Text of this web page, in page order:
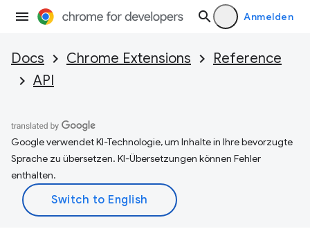
Anmelden
Docs Chrome Extensions
Reference
API
Google verwendet KI-Technologie, um Inhalte in Ihre bevorzugte
Sprache zu übersetzen. KI-Übersetzungen können Fehler
enthalten.